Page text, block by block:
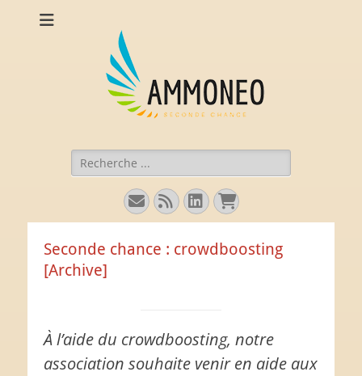
De nouvelles munitions (intellectuelles) pour comprendre
Rechercher :
E-
mail
FluxLinkedin
Panier
Seconde chance : crowdboosting
[Archive]
À l’aide du crowdboosting, notre
association souhaite venir en aide aux